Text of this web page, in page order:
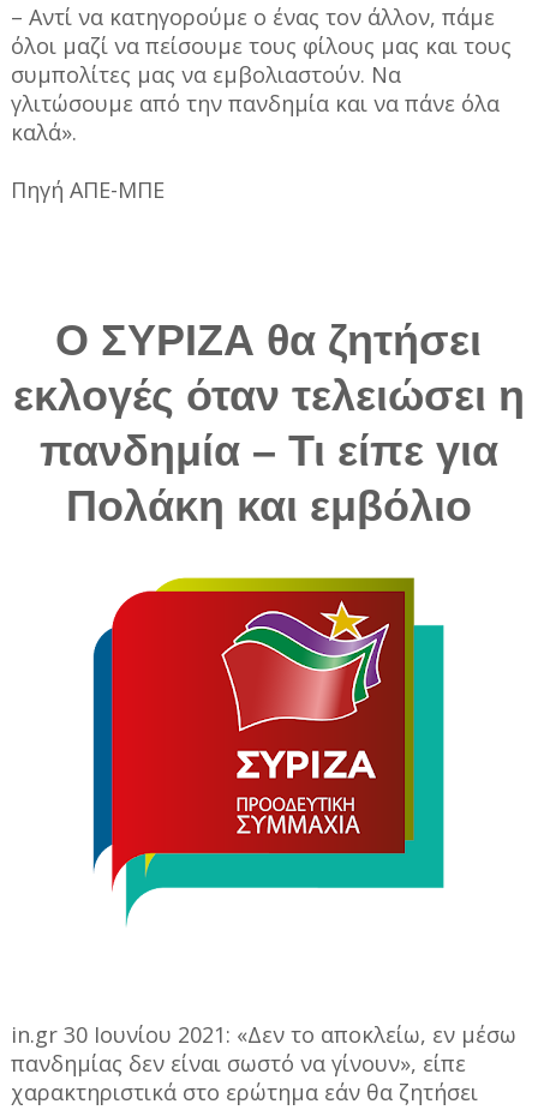
– Αντί να κατηγορούμε ο ένας τον άλλον, πάμε
όλοι μαζί να πείσουμε τους φίλους μας και τους
συμπολίτες μας να εμβολιαστούν. Να
γλιτώσουμε από την πανδημία και να πάνε όλα
καλά».
Πηγή ΑΠΕ-ΜΠΕ
Ο ΣΥΡΙΖΑ θα ζητήσει
εκλογές όταν τελειώσει η
πανδημία – Τι είπε για
Πολάκη και εμβόλιο
in.gr 30 Ιουνίου 2021: «Δεν το αποκλείω, εν μέσω
πανδημίας δεν είναι σωστό να γίνουν», είπε
χαρακτηριστικά στο ερώτημα εάν θα ζητήσει